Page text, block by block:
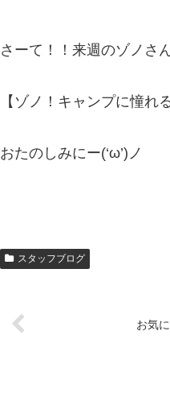
さーて！！来週のゾノさ
【ゾノ！キャンプに憧
おたのしみにー(‘ω’)ノ
スタッフブログ
お気